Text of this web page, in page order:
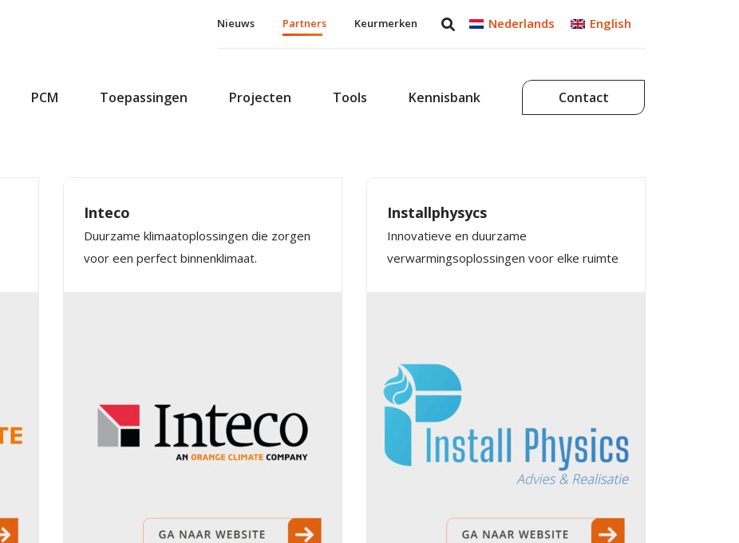
Nieuws Partners Keurmerken Nederlands English
PCM Toepassingen Projecten Tools Kennisbank Contact
Inteco
Duurzame klimaatoplossingen die zorgen
voor een perfect binnenklimaat.
Installphysycs
Innovatieve en duurzame
verwarmingsoplossingen voor elke ruimte